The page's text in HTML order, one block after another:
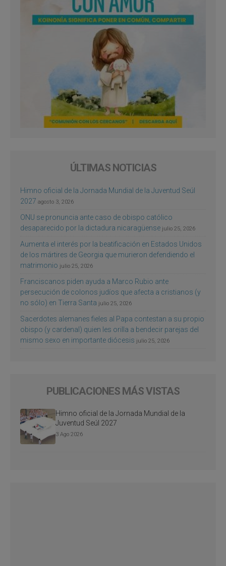
ÚLTIMAS NOTICIAS
Himno oficial de la Jornada Mundial de la Juventud Seúl
2027 agosto 3, 2026
ONU se pronuncia ante caso de obispo católico
desaparecido por la dictadura nicaragüense julio 25, 2026
Aumenta el interés por la beatificación en Estados Unidos
de los mártires de Georgia que murieron defendiendo el
matrimonio julio 25, 2026
Franciscanos piden ayuda a Marco Rubio ante
persecución de colonos judíos que afecta a cristianos (y
no sólo) en Tierra Santa julio 25, 2026
Sacerdotes alemanes fieles al Papa contestan a su propio
obispo (y cardenal) quien les orilla a bendecir parejas del
mismo sexo en importante diócesis julio 25, 2026
PUBLICACIONES MÁS VISTAS
Himno oficial de la Jornada Mundial de la
Juventud Seúl 2027
3 Ago 2026